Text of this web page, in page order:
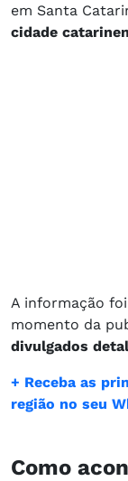
em Santa
cidade
A informação
momento da
divulgados
+ Receba as
região no seu
​Como